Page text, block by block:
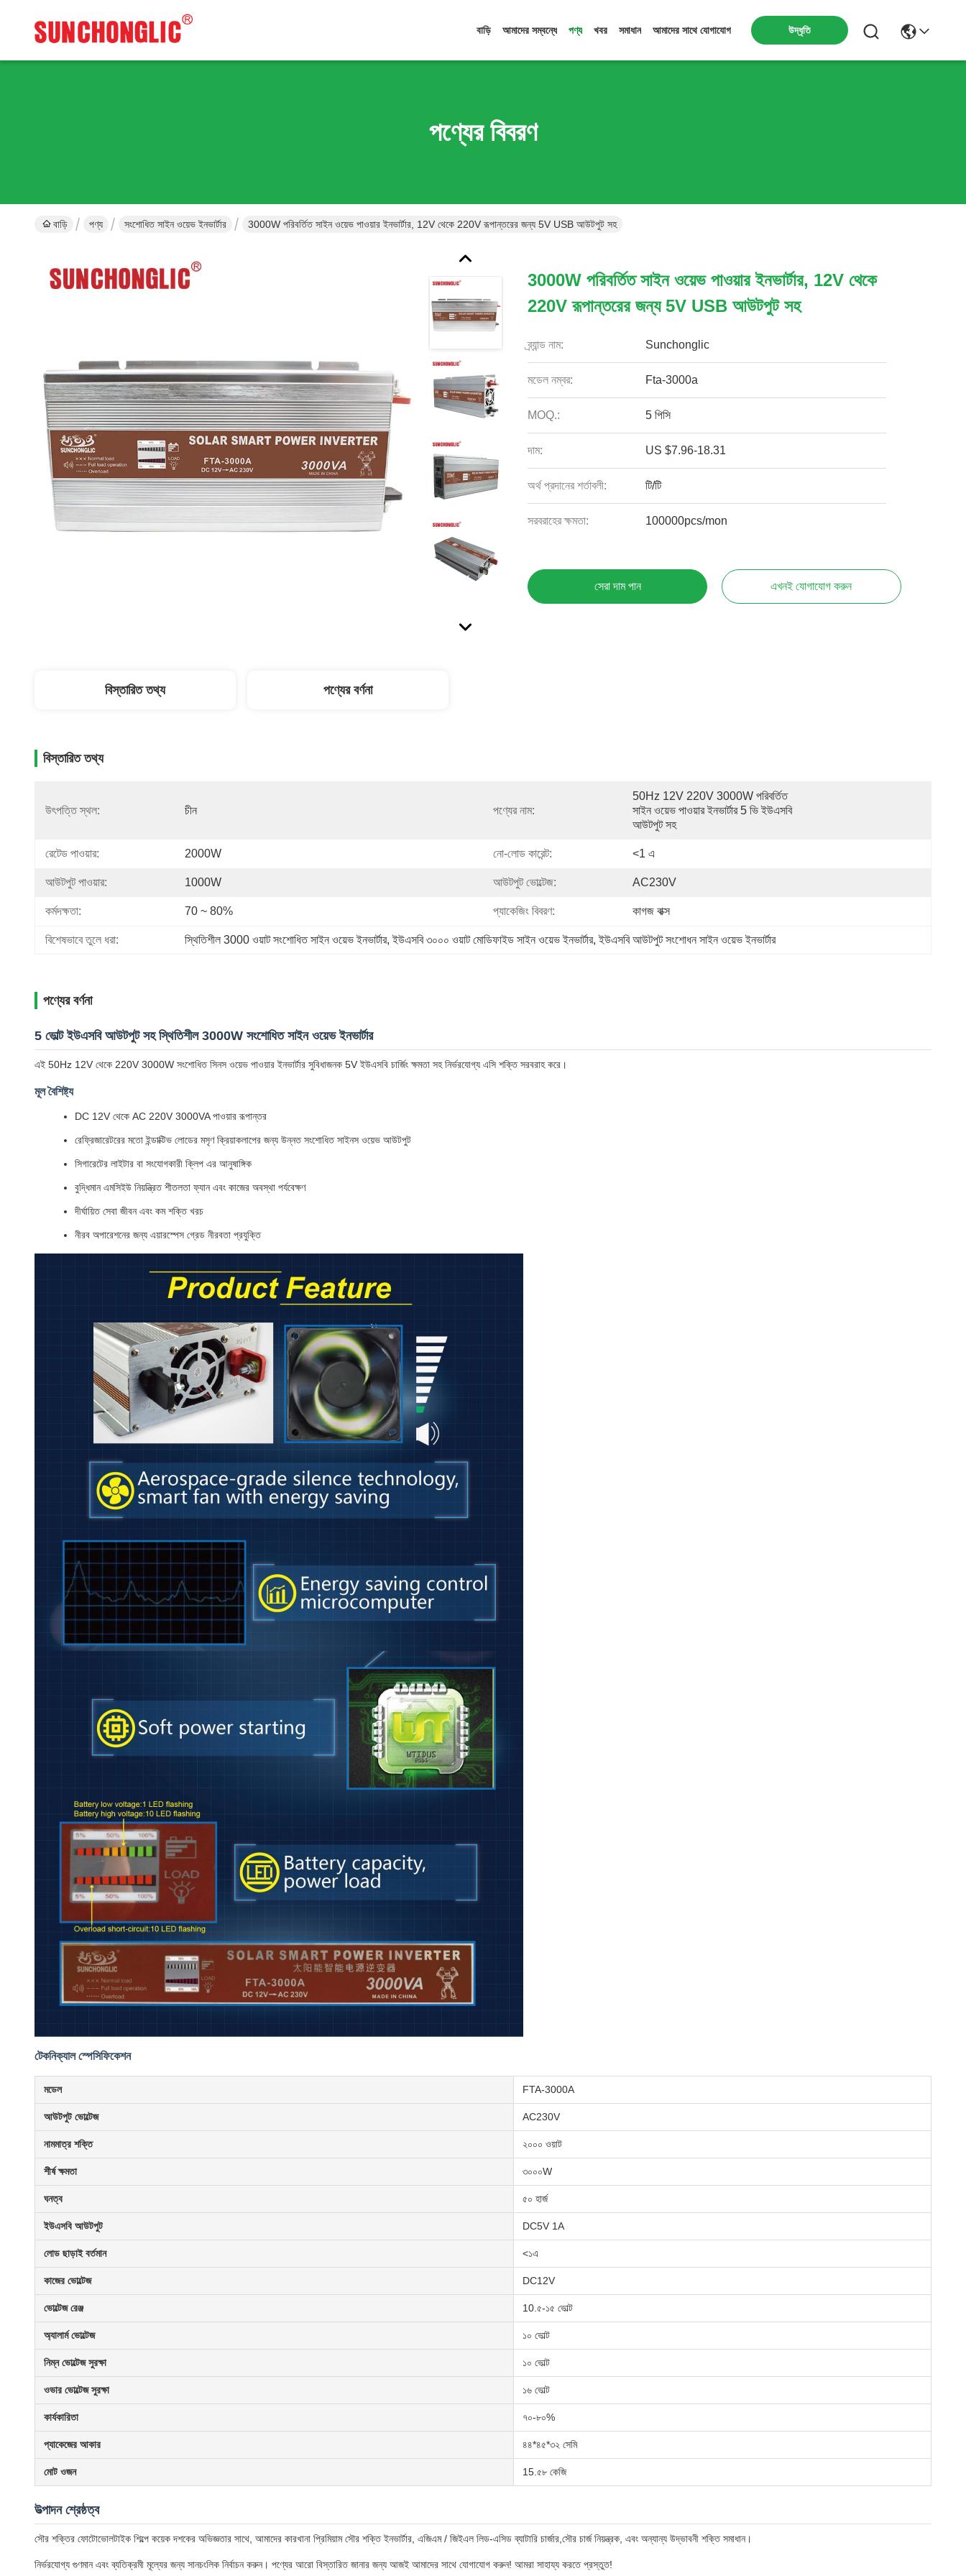
বাড়ি আমাদের সম্বন্ধে পণ্য খবর সমাধান আমাদের সাথে যোগাযোগ উদ্ধৃতি
পণ্যের বিবরণ
বাড়ি পণ্য সংশোধিত সাইন ওয়েভ ইনভার্টার 3000W পরিবর্তিত সাইন ওয়েভ পাওয়ার ইনভার্টার, 12V থেকে 220V রূপান্তরের জন্য 5V USB আউটপুট সহ
3000W পরিবর্তিত সাইন ওয়েভ পাওয়ার ইনভার্টার, 12V থেকে
220V রূপান্তরের জন্য 5V USB আউটপুট সহ
ব্র্যান্ড নাম: Sunchonglic
মডেল নম্বর: Fta-3000a
MOQ.: 5 পিসি
দাম: US $7.96-18.31
অর্থ প্রদানের শর্তাবলী: টি/টি
সরবরাহের ক্ষমতা: 100000pcs/mon
সেরা দাম পান এখনই যোগাযোগ করুন
বিস্তারিত তথ্য পণ্যের বর্ণনা
বিস্তারিত তথ্য
উৎপত্তি স্থল: চীন পণ্যের নাম:
50Hz 12V 220V 3000W পরিবর্তিত
সাইন ওয়েভ পাওয়ার ইনভার্টার 5 ভি ইউএসবি
আউটপুট সহ
রেটেড পাওয়ার: 2000W নো-লোড কারেন্ট: <1 এ
আউটপুট পাওয়ার: 1000W আউটপুট ভোল্টেজ: AC230V
কর্মদক্ষতা: 70 ~ 80% প্যাকেজিং বিবরণ: কাগজ বাক্স
বিশেষভাবে তুলে ধরা: স্থিতিশীল 3000 ওয়াট সংশোধিত সাইন ওয়েভ ইনভার্টার, ইউএসবি ৩০০০ ওয়াট মোডিফাইড সাইন ওয়েভ ইনভার্টার, ইউএসবি আউটপুট সংশোধন সাইন ওয়েভ ইনভার্টার
পণ্যের বর্ণনা
5 ভোল্ট ইউএসবি আউটপুট সহ স্থিতিশীল 3000W সংশোধিত সাইন ওয়েভ ইনভার্টার
এই 50Hz 12V থেকে 220V 3000W সংশোধিত সিনস ওয়েভ পাওয়ার ইনভার্টার সুবিধাজনক 5V ইউএসবি চার্জিং ক্ষমতা সহ নির্ভরযোগ্য এসি শক্তি সরবরাহ করে।
মূল বৈশিষ্ট্য
DC 12V থেকে AC 220V 3000VA পাওয়ার রূপান্তর
রেফ্রিজারেটরের মতো ইন্ডাক্টিভ লোডের মসৃণ ক্রিয়াকলাপের জন্য উন্নত সংশোধিত সাইনস ওয়েভ আউটপুট
সিগারেটের লাইটার বা সংযোগকারী ক্লিপ এর আনুষাঙ্গিক
বুদ্ধিমান এমসিইউ নিয়ন্ত্রিত শীতলতা ফ্যান এবং কাজের অবস্থা পর্যবেক্ষণ
দীর্ঘায়িত সেবা জীবন এবং কম শক্তি খরচ
নীরব অপারেশনের জন্য এয়ারস্পেস গ্রেড নীরবতা প্রযুক্তি
টেকনিক্যাল স্পেসিফিকেশন
মডেল FTA-3000A
আউটপুট ভোল্টেজ AC230V
নামমাত্র শক্তি ২০০০ ওয়াট
শীর্ষ ক্ষমতা ৩০০০W
ঘনত্ব ৫০ হার্জ
ইউএসবি আউটপুট DC5V 1A
লোড ছাড়াই বর্তমান <১এ
কাজের ভোল্টেজ DC12V
ভোল্টেজ রেঞ্জ 10.৫-১৫ ভোল্ট
অ্যালার্ম ভোল্টেজ ১০ ভোল্ট
নিম্ন ভোল্টেজ সুরক্ষা ১০ ভোল্ট
ওভার ভোল্টেজ সুরক্ষা ১৬ ভোল্ট
কার্যকারিতা ৭০-৮০%
প্যাকেজের আকার ৪৪*৪৫*৩২ সেমি
মোট ওজন 15.৫৮ কেজি
উত্পাদন শ্রেষ্ঠত্ব
সৌর শক্তির ফোটোভোলটাইক শিল্পে কয়েক দশকের অভিজ্ঞতার সাথে, আমাদের কারখানা প্রিমিয়াম সৌর শক্তি ইনভার্টার, এজিএম / জিইএল লিড-এসিড ব্যাটারি চার্জার,সৌর চার্জ নিয়ন্ত্রক, এবং অন্যান্য উদ্ভাবনী শক্তি সমাধান।
নির্ভরযোগ্য গুণমান এবং ব্যতিক্রমী মূল্যের জন্য সানচংলিক নির্বাচন করুন। পণ্যের আরো বিস্তারিত জানার জন্য আজই আমাদের সাথে যোগাযোগ করুন! আমরা সাহায্য করতে প্রস্তুত!